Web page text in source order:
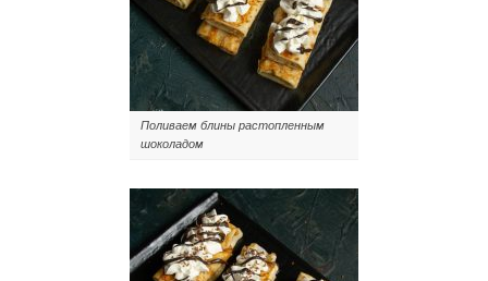
Поливаем блины растопленным
шоколадом